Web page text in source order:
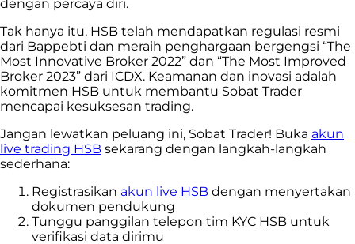
dengan percaya diri.
Tak hanya itu, HSB telah mendapatkan regulasi resmi
dari Bappebti dan meraih penghargaan bergengsi “The
Most Innovative Broker 2022” dan “The Most Improved
Broker 2023” dari ICDX. Keamanan dan inovasi adalah
komitmen HSB untuk membantu Sobat Trader
mencapai kesuksesan trading.
Jangan lewatkan peluang ini, Sobat Trader! Buka akun
live trading HSB sekarang dengan langkah-langkah
sederhana:
Registrasikan akun live HSB dengan menyertakan
dokumen pendukung
Tunggu panggilan telepon tim KYC HSB untuk
verifikasi data dirimu